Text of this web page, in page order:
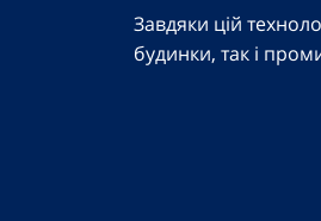
Завдяки цій
будинки, так і